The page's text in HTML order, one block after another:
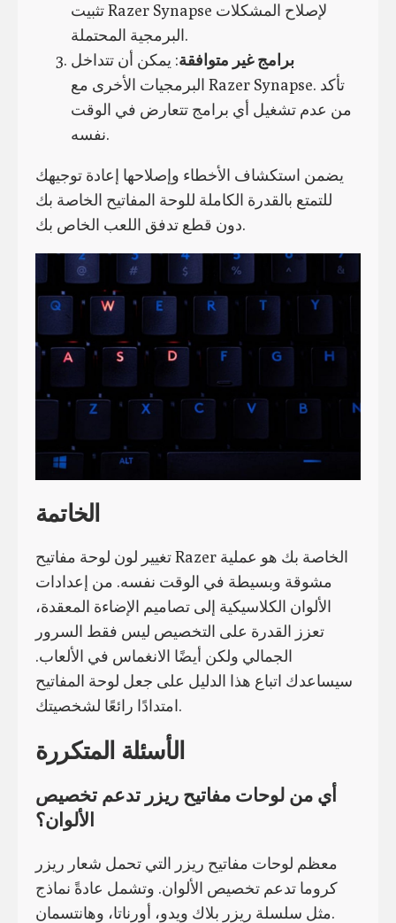
تثبيت Razer Synapse لإصلاح المشكلات
البرمجية المحتملة.
برامج غير متوافقة: يمكن أن تتداخل
البرمجيات الأخرى مع Razer Synapse. تأكد
من عدم تشغيل أي برامج تتعارض في الوقت
نفسه.
يضمن استكشاف الأخطاء وإصلاحها إعادة توجيهك
للتمتع بالقدرة الكاملة للوحة المفاتيح الخاصة بك
دون قطع تدفق اللعب الخاص بك.
الخاتمة
تغيير لون لوحة مفاتيح Razer الخاصة بك هو عملية
مشوقة وبسيطة في الوقت نفسه. من إعدادات
الألوان الكلاسيكية إلى تصاميم الإضاءة المعقدة،
تعزز القدرة على التخصيص ليس فقط السرور
الجمالي ولكن أيضًا الانغماس في الألعاب.
سيساعدك اتباع هذا الدليل على جعل لوحة المفاتيح
امتدادًا رائعًا لشخصيتك.
الأسئلة المتكررة
أي من لوحات مفاتيح ريزر تدعم تخصيص
الألوان؟
معظم لوحات مفاتيح ريزر التي تحمل شعار ريزر
كروما تدعم تخصيص الألوان. وتشمل عادةً نماذج
مثل سلسلة ريزر بلاك ويدو، أورناتا، وهانتسمان.